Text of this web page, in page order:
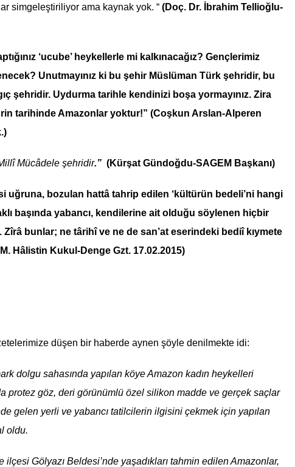
ama kaynak yok. “ (Doç. Dr. İbrahim Tellioğlu-
‘ucube’ heykellerle mi kalkınacağız? Gençlerimiz
Unutmayınız ki bu şehir Müslüman Türk şehridir, bu
şehridir. Uydurma tarihle kendinizi boşa yormayınız. Zira
tarihinde Amazonlar yoktur!” (Coşkun Arslan-Alperen
Mücâdele şehridir.” (Kürşat Gündoğdu-SAGEM Başkanı)
uğruna, bozulan hattâ tahrip edilen ‘kültürün bedeli’ni hangi
başında yabancı, kendilerine ait olduğu söylenen hiçbir
Zîrâ bunlar; ne târihî ve ne de san’at eserindeki bediî kıymete
Hâlistin Kukul-Denge Gzt. 17.02.2015)
düşen bir haberde aynen şöyle denilmekte idi:
dolgu sahasında yapılan köye Amazon kadın heykelleri
protez göz, deri görünümlü özel silikon madde ve gerçek saçlar
gelen yerli ve yabancı tatilcilerin ilgisini çekmek için yapılan
oldu.
ilçesi Gölyazı Beldesi’nde yaşadıkları tahmin edilen Amazonlar,